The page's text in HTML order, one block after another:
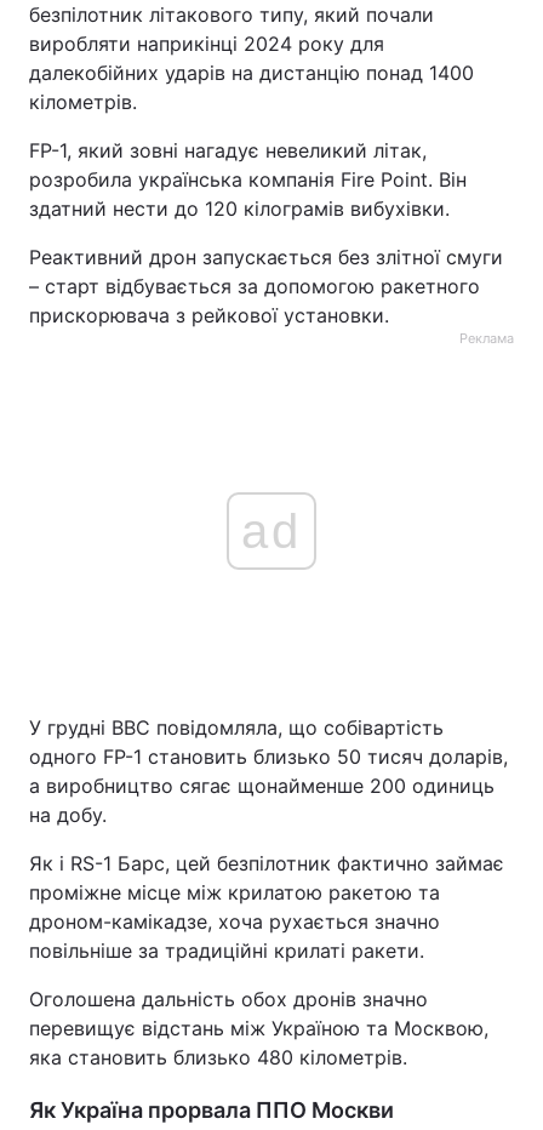
безпілотник літакового типу, який почали
виробляти наприкінці 2024 року для
далекобійних ударів на дистанцію понад 1400
кілометрів.
FP-1, який зовні нагадує невеликий літак,
розробила українська компанія Fire Point. Він
здатний нести до 120 кілограмів вибухівки.
Реактивний дрон запускається без злітної смуги
– старт відбувається за допомогою ракетного
прискорювача з рейкової установки.
Реклама
ad
У грудні BBC повідомляла, що собівартість
одного FP-1 становить близько 50 тисяч доларів,
а виробництво сягає щонайменше 200 одиниць
на добу.
Як і RS-1 Барс, цей безпілотник фактично займає
проміжне місце між крилатою ракетою та
дроном-камікадзе, хоча рухається значно
повільніше за традиційні крилаті ракети.
Оголошена дальність обох дронів значно
перевищує відстань між Україною та Москвою,
яка становить близько 480 кілометрів.
Як Україна прорвала ППО Москви